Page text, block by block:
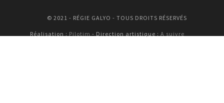
© 2021 - RÉGIE GALYO - TOUS DROITS RÉSERVÉS
Réalisation : Pilotim - Direction artistique : A suivre